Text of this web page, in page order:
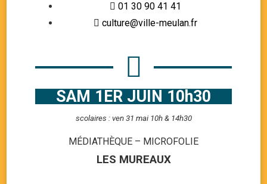
01 30 90 41 41
culture@ville-meulan.fr
SAM 1ER JUIN 10h30
scolaires : ven 31 mai 10h & 14h30
MÉDIATHÈQUE – MICROFOLIE
LES MUREAUX